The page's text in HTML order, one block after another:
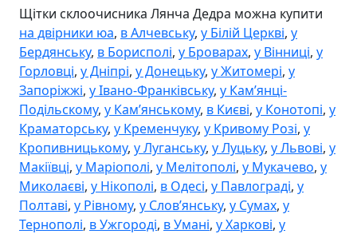
Щітки склоочисника Лянча Дедра можна купити
на двірники юа, в Алчевську, у Білій Церкві, у
Бердянську, в Борисполі, у Броварах, у Вінниці, у
Горловці, у Дніпрі, у Донецьку, у Житомері, у
Запоріжжі, у Івано-Франківську, у Камʼянці-
Подільскому, у Камʼянському, в Києві, у Конотопі, у
Краматорську, у Кременчуку, у Кривому Розі, у
Кропивницькому, у Луганську, у Луцьку, у Львові, у
Макіївці, у Маріополі, у Мелітополі, у Мукачево, у
Миколаєві, у Нікополі, в Одесі, у Павлограді, у
Полтаві, у Рівному, у Словʼянську, у Сумах, у
Тернополі, в Ужгороді, в Умані, у Харкові, у